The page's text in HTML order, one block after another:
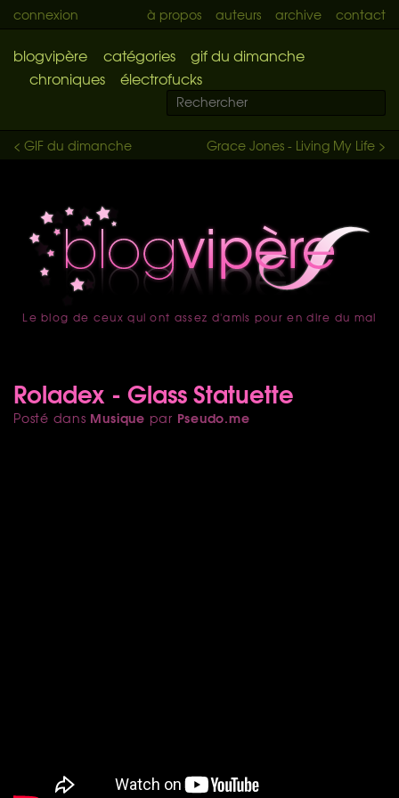
connexion à propos auteurs archive contact
blogvipère catégories
gif du dimanche
chroniques
électrofucks
Grace Jones - Living My Life >
< GIF du dimanche
accueil
Le blog de ceux qui ont assez d'amis pour en dire du mal
Roladex - Glass Statuette
Posté dans Musique par Pseudo.me